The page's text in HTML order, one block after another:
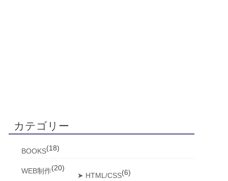
カテゴリー
BOOKS(18)
WEB制作(20)
➤ HTML/CSS(6)